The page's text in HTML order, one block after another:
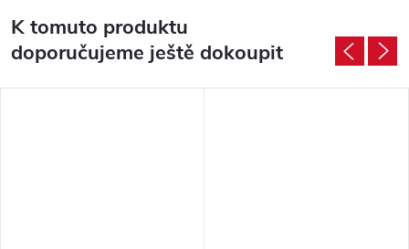
K tomuto produktu
doporučujeme ještě dokoupit